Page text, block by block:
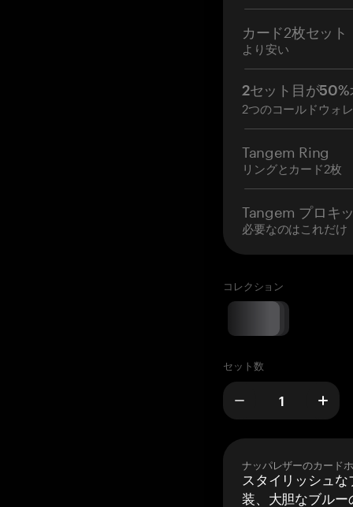
カード2枚セット
より安い
2セット目が50%
2つのコールドウォ
Tangem Ring
リングとカード2枚
Tangem プロキ
必要なのはこれだけ
コレクション
セット数
ナッパレザーのカード
スタイリッシュ
装、大胆なブルー